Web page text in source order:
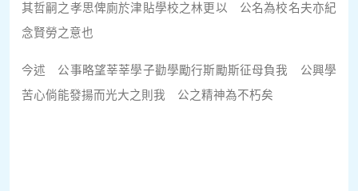
其哲嗣之孝思俾廁於津貼學校之林更以 公名為校名夫亦紀
念賢勞之意也
今述 公事略望莘莘學子勸學勵行斯勵斯征母負我 公興學
苦心倘能發揚而光大之則我 公之精神為不朽矣